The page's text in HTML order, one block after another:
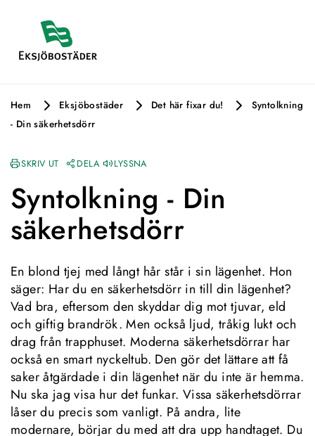
Hem Eksjöbostäder Det här fixar du!
Syntolkning
- Din säkerhetsdörr
SKRIV UT DELA LYSSNA
Syntolkning - Din
säkerhetsdörr
En blond tjej med långt hår står i sin lägenhet. Hon
säger: Har du en säkerhetsdörr in till din lägenhet?
Vad bra, eftersom den skyddar dig mot tjuvar, eld
och giftig brandrök. Men också ljud, tråkig lukt och
drag från trapphuset. Moderna säkerhetsdörrar har
också en smart nyckeltub. Den gör det lättare att få
saker åtgärdade i din lägenhet när du inte är hemma.
Nu ska jag visa hur det funkar. Vissa säkerhetsdörrar
låser du precis som vanligt. På andra, lite
modernare, börjar du med att dra upp handtaget. Du